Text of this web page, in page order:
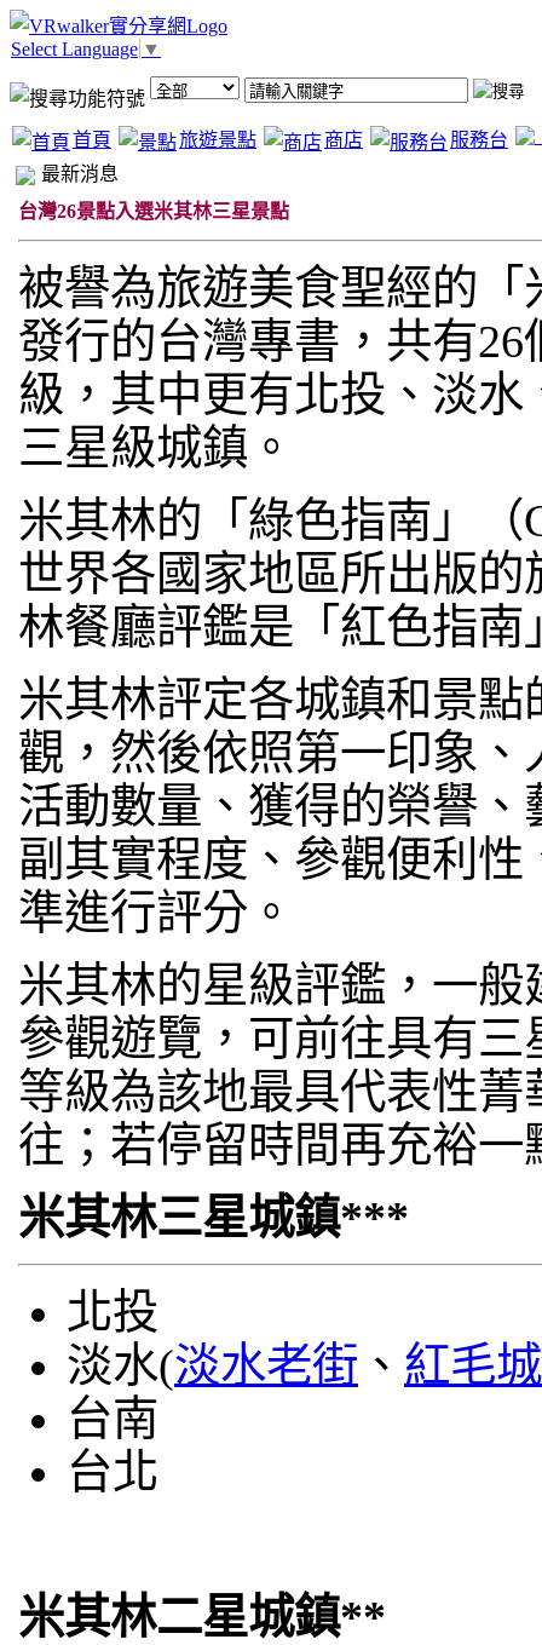
Select Language ▼
首頁 旅遊景點 商店
服務台
最新消息
台灣26景點入選米其林三星景點
被譽為旅遊美食聖經的「
發行的台灣專書，共有
級，其中更有北投、淡
三星級城鎮。
米其林的「綠色指南」（
世界各國家地區所出版
林餐廳評鑑是「紅色指南
米其林評定各城鎮和景
觀，然後依照第一印象
活動數量、獲得的榮譽
副其實程度、參觀便利
準進行評分。
米其林的星級評鑑，一
參觀遊覽，可前往具有
等級為該地最具代表性
往；若停留時間再充裕
米其林三星城鎮***
北投
淡水(淡水老街 、 紅毛城
台南
台北
米其林二星城鎮**